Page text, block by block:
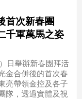
首次新春團
軍萬馬之姿
日舉辦新春團拜活
金合併後的首次春
亮帶領金控及各子
隊，透過實體及視